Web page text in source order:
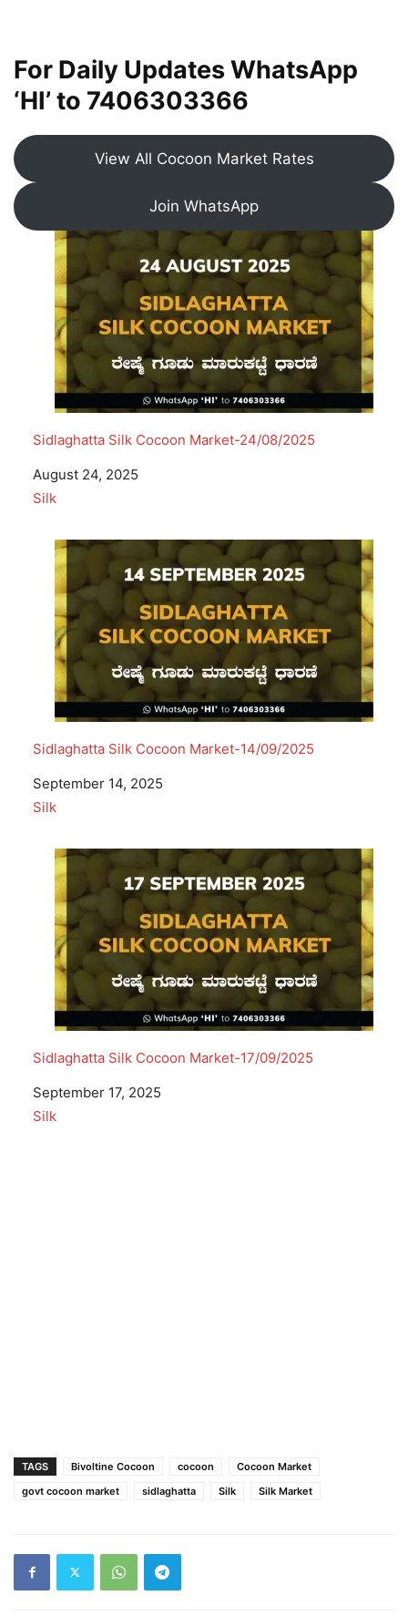
For Daily Updates WhatsApp
‘HI’ to 7406303366
View All Cocoon Market Rates
Join WhatsApp
Sidlaghatta Silk Cocoon Market-24/08/2025
Date
August 24, 2025
In relation to
Silk
Sidlaghatta Silk Cocoon Market-14/09/2025
Date
September 14, 2025
In relation to
Silk
Sidlaghatta Silk Cocoon Market-17/09/2025
Date
September 17, 2025
In relation to
Silk
TAGS Bivoltine Cocoon cocoon
Cocoon Market
govt cocoon market
sidlaghatta Silk Silk Market